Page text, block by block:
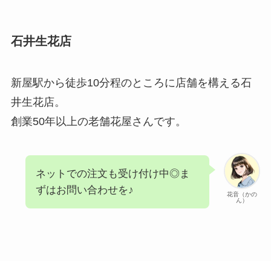
石井生花店
新屋駅から徒歩10分程のところに店舗を構える石
井生花店。
創業50年以上の老舗花屋さんです。
花音（かの
ん）
ネットでの注文も受け付け中◎ま
ずはお問い合わせを♪